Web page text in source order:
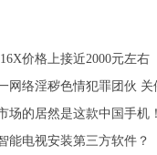
价格上接近2000元左右
网络淫秽色情犯罪团伙 关
场的居然是这款中国手机！
能电视安装第三方软件？